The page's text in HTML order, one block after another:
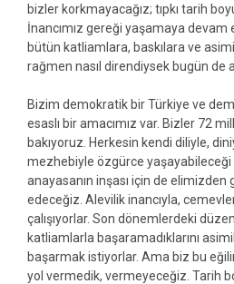
bizler korkmayacağız; tıpkı tarih
İnancımız gereği yaşamaya
bütün katliamlara, baskılara ve
rağmen nasıl direndiysek bugün de
Bizim demokratik bir Türkiye ve
esaslı bir amacımız var. Bizler 72
bakıyoruz. Herkesin kendi diliyle,
mezhebiyle özgürce
anayasanın inşası için de
edeceğiz. Alevilik inancıyla,
çalışıyorlar. Son dönemlerdeki
katliamlarla başaramadıklarını
başarmak istiyorlar. Ama biz bu
yol vermedik, vermeyeceğiz. Tarih